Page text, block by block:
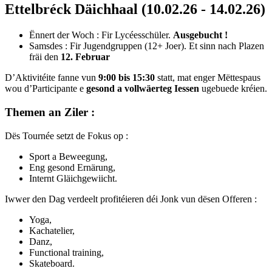
Ettelbréck Däichhaal (10.02.26 - 14.02.26)
Ënnert der Woch : Fir Lycéesschüler. Ausgebucht !
Samsdes : Fir Jugendgruppen (12+ Joer). Et sinn nach Plazen
fräi den 12. Februar
D’Aktivitéite fanne vun 9:00 bis 15:30 statt, mat enger Mëttespaus
wou d’Participante e gesond a vollwäerteg Iessen ugebuede kréien.
Themen an Ziler :
Dës Tournée setzt de Fokus op :
Sport a Beweegung,
Eng gesond Ernärung,
Internt Gläichgewiicht.
Iwwer den Dag verdeelt profitéieren déi Jonk vun dësen Offeren :
Yoga,
Kachatelier,
Danz,
Functional training,
Skateboard.